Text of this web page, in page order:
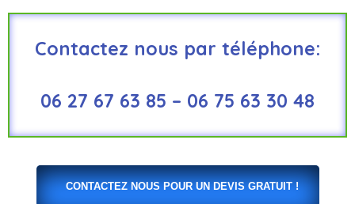
Contactez nous par téléphone:
06 27 67 63 85 – 06 75 63 30 48
CONTACTEZ NOUS POUR UN DEVIS GRATUIT !